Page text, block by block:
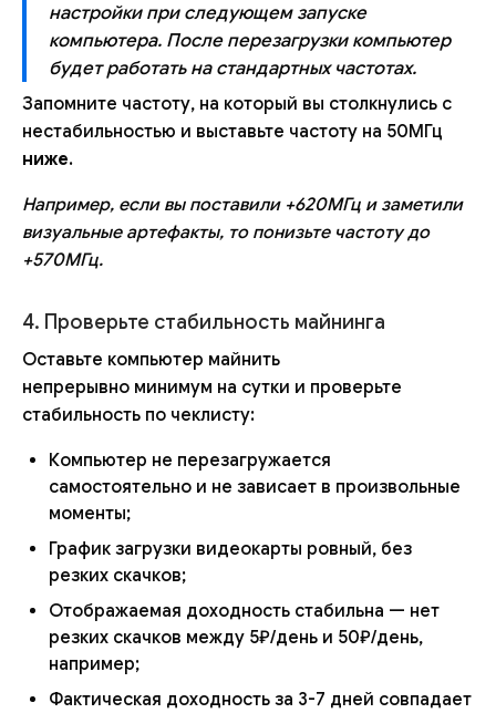
настройки при следующем запуске
компьютера. После перезагрузки компьютер
будет работать на стандартных частотах.
Запомните частоту, на который вы столкнулись с
нестабильностью и выставьте частоту на 50МГц
ниже.
Например, если вы поставили +620МГц и заметили
визуальные артефакты, то понизьте частоту до
+570МГц.
4. Проверьте стабильность майнинга
Оставьте компьютер майнить
непрерывно минимум на сутки и проверьте
стабильность по чеклисту:
Компьютер не перезагружается
самостоятельно и не зависает в произвольные
моменты;
График загрузки видеокарты ровный, без
резких скачков;
Отображаемая доходность стабильна — нет
резких скачков между 5₽/день и 50₽/день,
например;
Фактическая доходность за 3-7 дней совпадает